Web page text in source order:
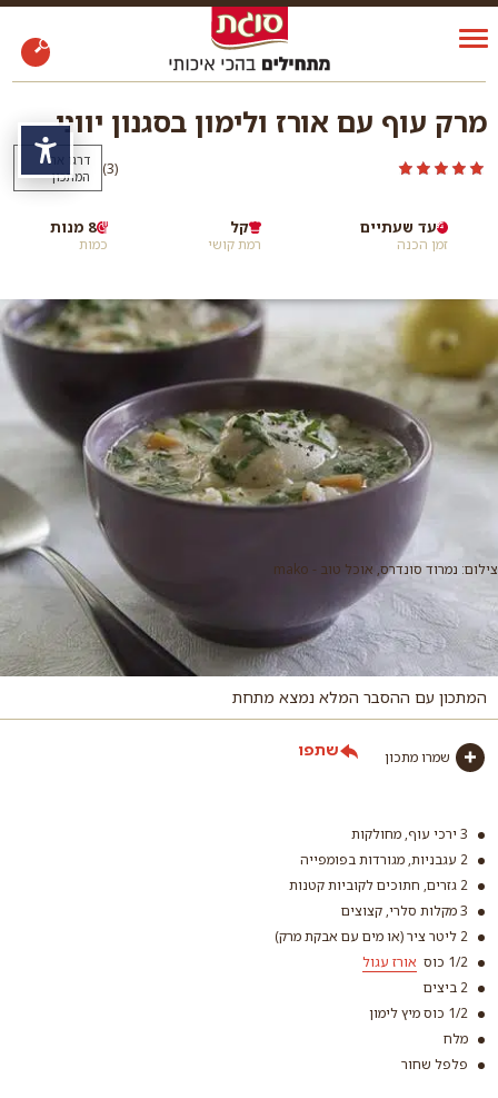
מרק עוף עם אורז ולימון בסגנון יווני
(3
)
דרגו את
המתכון
זמן הכנה
עד שעתיים
רמת קושי
קל
כמות
8 מנות
צילום: נמרוד סונדרס, אוכל טוב - mako
המתכון עם ההסבר המלא נמצא מתחת
שמרו מתכון שתפו
3 ירכי עוף, מחולקות
2 עגבניות, מגורדות בפומפייה
2 גזרים, חתוכים לקוביות קטנות
3 מקלות סלרי, קצוצים
2 ליטר ציר (או מים עם אבקת מרק)
1/2 כוס
אורז עגול
2 ביצים
1/2 כוס מיץ לימון
מלח
פלפל שחור